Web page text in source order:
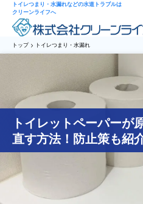
トイレつまり・水漏れなどの水道トラブルは
クリーンライフへ
トップ > トイレつまり・水漏れ
トイレットペーパーが
直す方法！防止策も紹